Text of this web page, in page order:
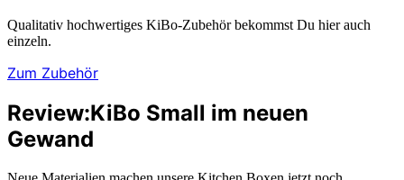
Qualitativ hochwertiges KiBo-Zubehör bekommst Du hier auch
einzeln.
Zum Zubehör
Review:KiBo Small im neuen
Gewand